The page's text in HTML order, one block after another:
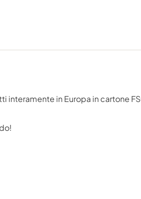
interamente in Europa in cartone